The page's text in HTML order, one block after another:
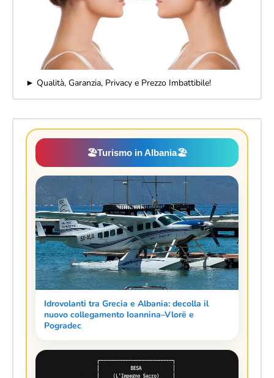
► Qualità, Garanzia, Privacy e Prezzo Imbattibile!
🏖️Turismo in Albania🏖️
Idrovolanti tra Grecia e Albania: decolla il
nuovo collegamento Ioannina–Vlorë e
Pogradec